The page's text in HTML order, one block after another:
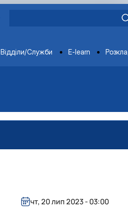
Відділи/Служби E-learn
чт, 20 лип 2023 - 03:00